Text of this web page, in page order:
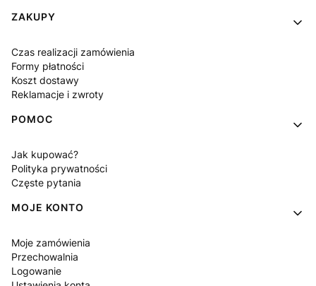
Linki w stopce
ZAKUPY
Czas realizacji zamówienia
Formy płatności
Koszt dostawy
Reklamacje i zwroty
POMOC
Jak kupować?
Polityka prywatności
Częste pytania
MOJE KONTO
Moje zamówienia
Przechowalnia
Logowanie